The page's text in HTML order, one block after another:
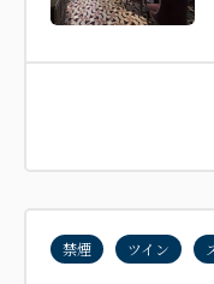
禁煙 ツイン